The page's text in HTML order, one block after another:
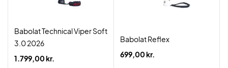
Babolat Technical Viper Soft
3.0 2026
1.799,00 kr.
Babolat Reflex
699,00 kr.